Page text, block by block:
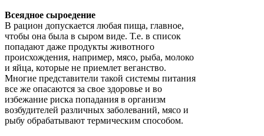
Всеядное сыроедение
В рацион допускается любая пища, главное,
чтобы она была в сыром виде. Т.е. в список
попадают даже продукты животного
происхождения, например, мясо, рыба, молоко
и яйца, которые не приемлет веганство.
Многие представители такой системы питания
все же опасаются за свое здоровье и во
избежание риска попадания в организм
возбудителей различных заболеваний, мясо и
рыбу обрабатывают термическим способом.